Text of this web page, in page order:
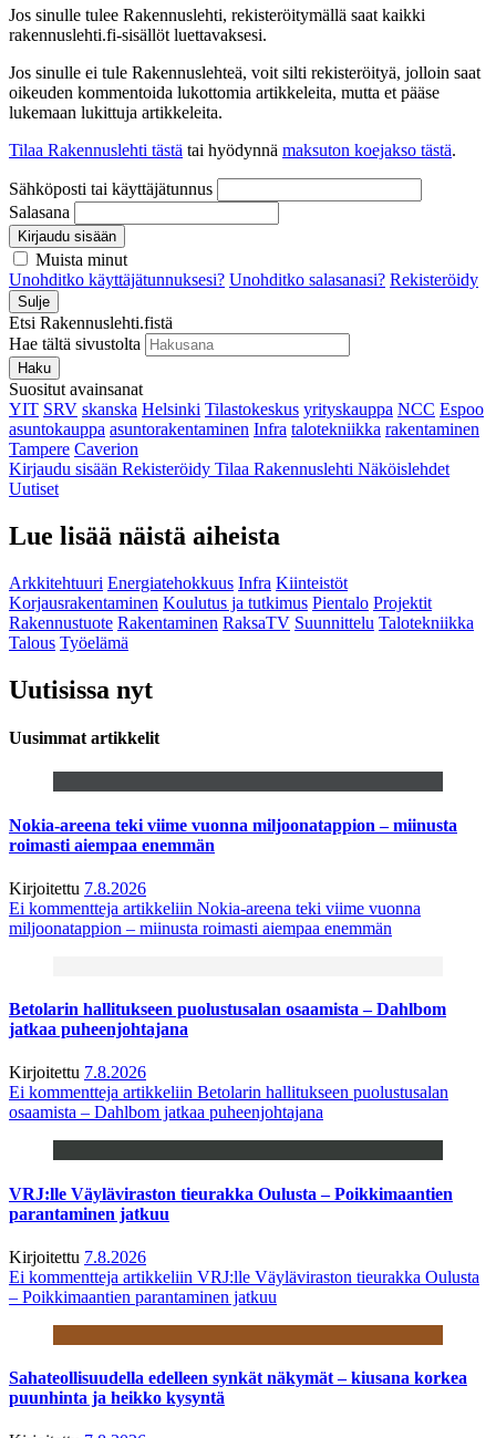
Jos sinulle tulee Rakennuslehti, rekisteröitymällä saat kaikki
rakennuslehti.fi-sisällöt luettavaksesi.
Jos sinulle ei tule Rakennuslehteä, voit silti rekisteröityä, jolloin saat
oikeuden kommentoida lukottomia artikkeleita, mutta et pääse
lukemaan lukittuja artikkeleita.
Tilaa Rakennuslehti tästä tai hyödynnä maksuton koejakso tästä.
Sähköposti tai käyttäjätunnus
Salasana
Kirjaudu sisään
Muista minut
Unohditko käyttäjätunnuksesi? Unohditko salasanasi? Rekisteröidy
Sulje
Etsi Rakennuslehti.fistä
Hae tältä sivustolta
Haku
Suositut avainsanat
YIT SRV skanska Helsinki Tilastokeskus yrityskauppa NCC Espoo
asuntokauppa asuntorakentaminen Infra talotekniikka rakentaminen
Tampere Caverion
Kirjaudu sisään Rekisteröidy Tilaa Rakennuslehti Näköislehdet
Uutiset
Lue lisää näistä aiheista
Arkkitehtuuri Energiatehokkuus Infra Kiinteistöt
Korjausrakentaminen Koulutus ja tutkimus Pientalo Projektit
Rakennustuote Rakentaminen RaksaTV Suunnittelu Talotekniikka
Talous Työelämä
Uutisissa nyt
Uusimmat artikkelit
Nokia-areena teki viime vuonna miljoonatappion – miinusta
roimasti aiempaa enemmän
Kirjoitettu 7.8.2026
Ei kommentteja artikkeliin Nokia-areena teki viime vuonna
miljoonatappion – miinusta roimasti aiempaa enemmän
Betolarin hallitukseen puolustusalan osaamista – Dahlbom
jatkaa puheenjohtajana
Kirjoitettu 7.8.2026
Ei kommentteja artikkeliin Betolarin hallitukseen puolustusalan
osaamista – Dahlbom jatkaa puheenjohtajana
VRJ:lle Väyläviraston tieurakka Oulusta – Poikkimaantien
parantaminen jatkuu
Kirjoitettu 7.8.2026
Ei kommentteja artikkeliin VRJ:lle Väyläviraston tieurakka Oulusta
– Poikkimaantien parantaminen jatkuu
Sahateollisuudella edelleen synkät näkymät – kiusana korkea
puunhinta ja heikko kysyntä